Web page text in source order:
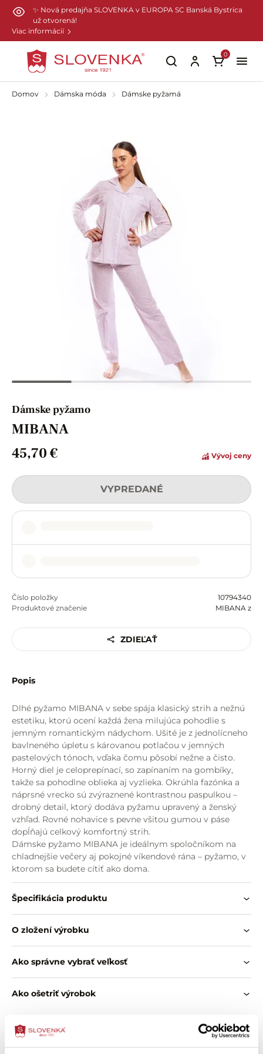
Preskočiť na hlavný obsah
✨ Nová predajňa SLOVENKA v EUROPA SC Banská Bystrica
už otvorená!
Viac informácií
0
Domov Dámska móda Dámske pyžamá
Dámske pyžamo
MIBANA
45,70 €
Vývoj ceny
VYPREDANÉ
Číslo položky
10794340
Produktové značenie
MIBANA z
ZDIEĽAŤ
Popis
Dlhé pyžamo MIBANA v sebe spája klasický strih a nežnú
estetiku, ktorú ocení každá žena milujúca pohodlie s
jemným romantickým nádychom. Ušité je z jednolícneho
bavlneného úpletu s károvanou potlačou v jemných
pastelových tónoch, vďaka čomu pôsobí nežne a čisto.
Horný diel je celoprepínací, so zapínaním na gombíky,
takže sa pohodlne oblieka aj vyzlieka. Okrúhla fazónka a
náprsné vrecko sú zvýraznené kontrastnou paspulkou –
drobný detail, ktorý dodáva pyžamu upravený a ženský
vzhľad. Rovné nohavice s pevne všitou gumou v páse
dopĺňajú celkový komfortný strih.
Dámske pyžamo MIBANA je ideálnym spoločníkom na
chladnejšie večery aj pokojné víkendové rána – pyžamo, v
ktorom sa budete cítiť ako doma.
Špecifikácia produktu
O zložení výrobku
Ako správne vybrať veľkosť
Ako ošetriť výrobok